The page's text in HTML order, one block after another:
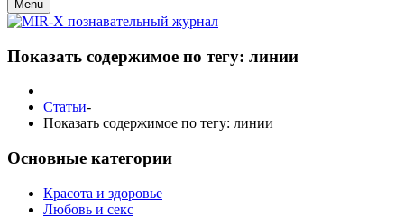
Menu
Показать содержимое по тегу: линии
Статьи-
Показать содержимое по тегу: линии
Основные категории
Красота и здоровье
Любовь и секс